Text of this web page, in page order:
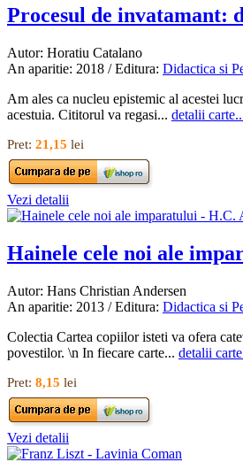
Procesul de invatamant:
Autor: Horatiu Catalano
An aparitie: 2018 / Editura: Didactica si
Am ales ca nucleu epistemic al acestei
acestuia. Cititorul va regasi... detalii
Pret: 21,15 lei
Vezi detalii
Hainele cele noi ale
Autor: Hans Christian Andersen
An aparitie: 2013 / Editura: Didactica si
Colectia Cartea copiilor isteti va ofera
povestilor. \n In fiecare carte... detalii
Pret: 8,15 lei
Vezi detalii